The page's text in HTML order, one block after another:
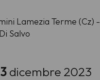
Lamezia Terme (Cz) -
Salvo
3dicembre 2023